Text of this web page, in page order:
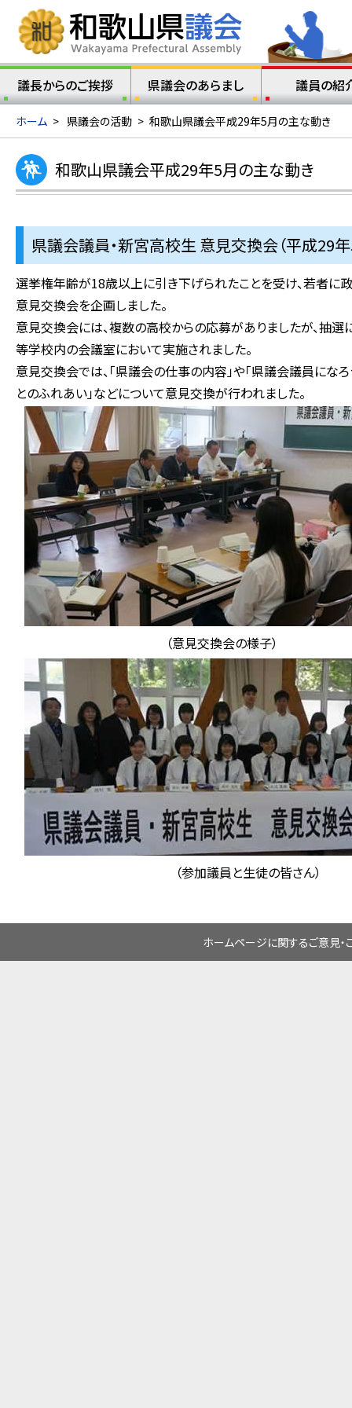
議長からのご挨拶 県議会のあらまし 議員の紹
ホーム > 県議会の活動 > 和歌山県議会平成29年5月の主な動き
和歌山県議会平成29年5月の主な動き
県議会議員・新宮高校生 意見交換会（平成29
選挙権年齢が18歳以上に引き下げられたことを受け、若者に
意見交換会を企画しました。
意見交換会には、複数の高校からの応募がありましたが、抽
等学校内の会議室において実施されました。
意見交換会では、「県議会の仕事の内容」や「県議会議員になろ
とのふれあい」などについて意見交換が行われました。
（意見交換会の様子）
（参加議員と生徒の皆さん）
ホームページに関するご意見・